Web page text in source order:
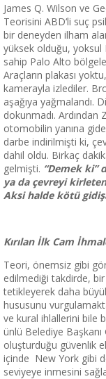
James Q. Wilson ve
Teorisini ABD‘li suç
bir deneyden ilham
yüksek olduğu, yoksul
sahip Palo Alto
Araçların plakası
kamerayla izlediler.
aşağıya yağmalandı.
dokunmadı.
otomobilin yanına
darbe indirilmişti ki,
dahil oldu. Birkaç
gelmişti. “Demek ki”
ya da çevreyi
Aksi halde kötü
Kırılan İlk Cam
Teori, önemsiz gibi
edilmediği takdirde,
tetikleyerek daha
hususunu
ve kural ihlallerini bile
ünlü Belediye Başkanı
oluşturduğu güvenlik
içinde New York gibi
seviyeye inmesini